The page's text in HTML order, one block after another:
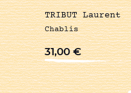
TRIBUT Laurent
Chablis
31,00€